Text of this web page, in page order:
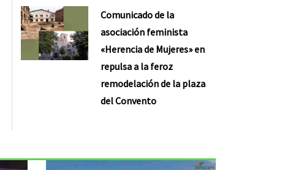
Comunicado de la
asociación feminista
«Herencia de Mujeres» en
repulsa a la feroz
remodelación de la plaza
del Convento